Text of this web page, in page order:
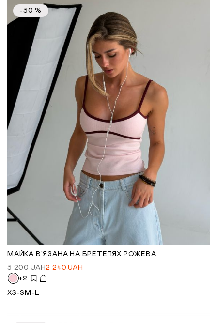
-30 %
МАЙКА В'ЯЗАНА НА БРЕТЕЛЯХ РОЖЕВА
3 200 UAH2 240 UAH
+2
XS-S M-L